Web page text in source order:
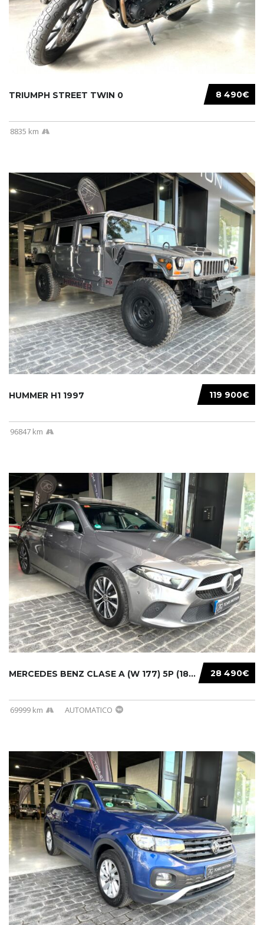
8 490€
TRIUMPH STREET TWIN 0
8835 km
119 900€
HUMMER H1 1997
96847 km
28 490€
MERCEDES BENZ CLASE A (W 177) 5P (18-) 2020....
69999 km AUTOMATICO